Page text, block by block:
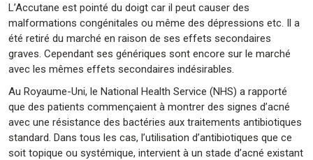
L’Accutane est pointé du doigt car il peut causer des
malformations congénitales ou même des dépressions etc. Il a
été retiré du marché en raison de ses effets secondaires
graves. Cependant ses génériques sont encore sur le marché
avec les mêmes effets secondaires indésirables.
Au Royaume-Uni, le National Health Service (NHS) a rapporté
que des patients commençaient à montrer des signes d’acné
avec une résistance des bactéries aux traitements antibiotiques
standard. Dans tous les cas, l’utilisation d’antibiotiques que ce
soit topique ou systémique, intervient à un stade d’acné existant